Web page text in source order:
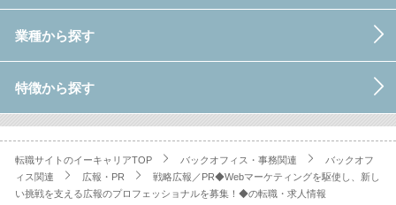
業種から探す
特徴から探す
転職サイトのイーキャリアTOP バックオフィス・事務関連
バックオフ
ィス関連
広報・PR
戦略広報／PR◆Webマーケティングを駆使し、新し
い挑戦を支える広報のプロフェッショナルを募集！◆の転職・求人情報